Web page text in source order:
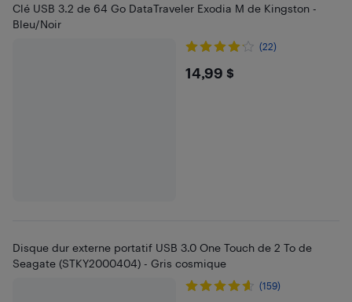
Clé USB 3.2 de 64 Go DataTraveler Exodia M de Kingston -
Bleu/Noir
(22)
$14.99
14,99 $
Disque dur externe portatif USB 3.0 One Touch de 2 To de
Seagate (STKY2000404) - Gris cosmique
(159)